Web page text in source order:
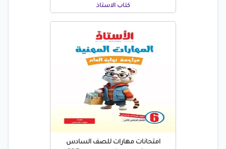
كتاب الاستاذ
امتحانات مهارات للصف السادس